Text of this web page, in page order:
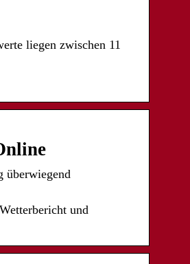
liegen zwischen 11
überwiegend
und